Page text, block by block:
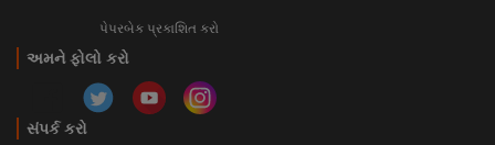
પેપરબેક પ્રકાશિત કરો
અમને ફોલો કરો
સંપર્ક કરો